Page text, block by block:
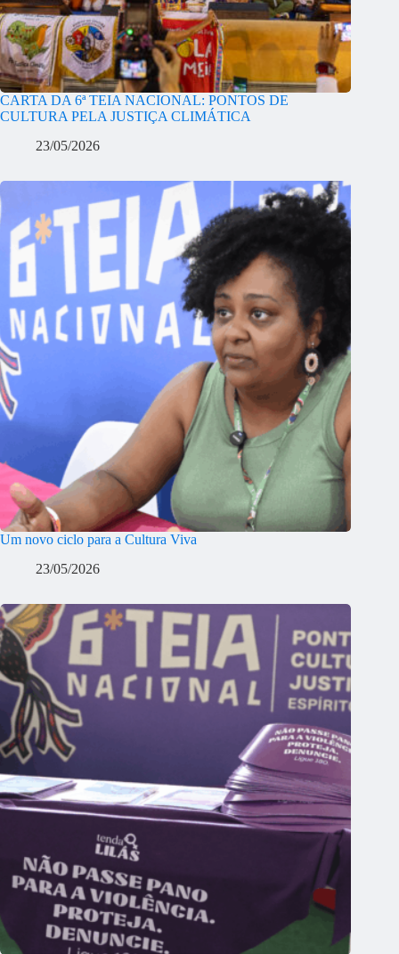
CARTA DA 6ª TEIA NACIONAL: PONTOS DE
CULTURA PELA JUSTIÇA CLIMÁTICA
23/05/2026
Um novo ciclo para a Cultura Viva
23/05/2026